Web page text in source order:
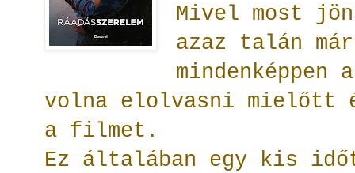
Mivel most
azaz talán
volna elolvasni mielőtt
a filmet.
Ez általában egy kis